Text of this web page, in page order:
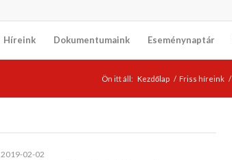
Híreink Dokumentumaink Eseménynaptár
Ön itt áll: Kezdőlap / Friss híreink /
2019-02-02